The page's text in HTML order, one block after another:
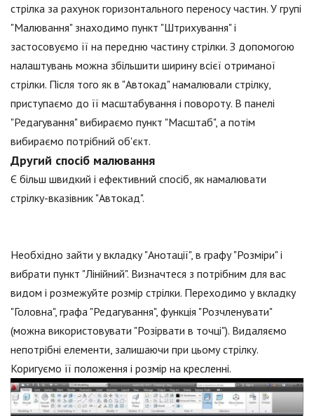
стрілка за рахунок горизонтального переносу частин. У групі
"Малювання" знаходимо пункт "Штрихування" і
застосовуємо її на передню частину стрілки. З допомогою
налаштувань можна збільшити ширину всієї отриманої
стрілки. Після того як в "Автокад" намалювали стрілку,
приступаємо до її масштабування і повороту. В панелі
"Редагування" вибираємо пункт "Масштаб", а потім
вибираємо потрібний об'єкт.
Другий спосіб малювання
Є більш швидкий і ефективний спосіб, як намалювати
стрілку-вказівник "Автокад".
Необхідно зайти у вкладку "Анотації", в графу "Розміри" і
вибрати пункт "Лінійний". Визначтеся з потрібним для вас
видом і розмежуйте розмір стрілки. Переходимо у вкладку
"Головна", графа "Редагування", функція "Розчленувати"
(можна використовувати "Розірвати в точці"). Видаляємо
непотрібні елементи, залишаючи при цьому стрілку.
Коригуємо її положення і розмір на кресленні.